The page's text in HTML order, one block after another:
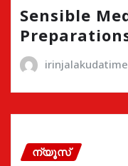
Sensible
ന്യൂസ്